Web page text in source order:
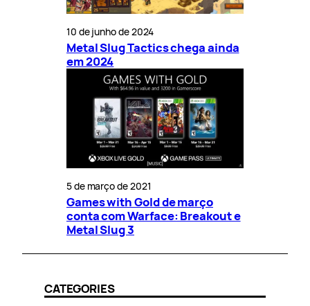
10 de junho de 2024
Metal Slug Tactics chega ainda
em 2024
5 de março de 2021
Games with Gold de março
conta com Warface: Breakout e
Metal Slug 3
CATEGORIES